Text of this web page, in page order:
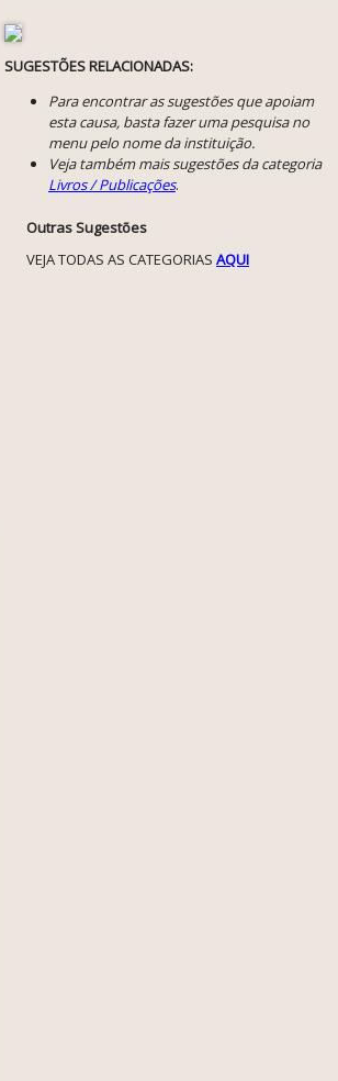
SUGESTÕES RELACIONADAS:
Para encontrar as sugestões que apoiam
esta causa, basta fazer uma pesquisa no
menu pelo nome da instituição.
Veja também mais sugestões da categoria
Livros / Publicações.
Outras Sugestões
VEJA TODAS AS CATEGORIAS AQUI